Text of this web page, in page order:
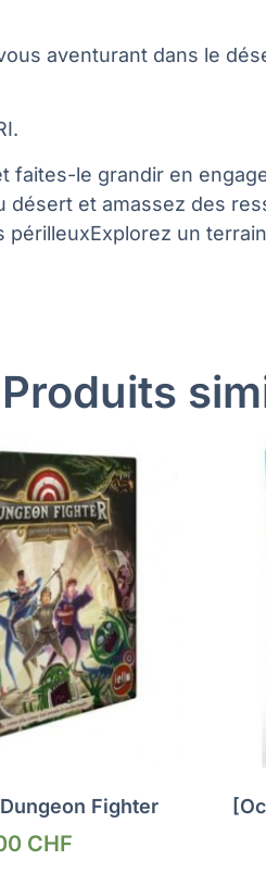
aventurant dans le
le grandir en
et amassez des
un
Produits
Fighter
CHF